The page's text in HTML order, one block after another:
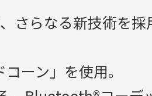
さらなる新技術を
ーン」を使用。